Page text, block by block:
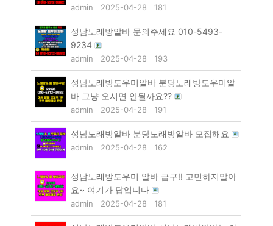
admin 2025-04-28 181
성남노래방알바 문의주세요 010-5493-
9234
admin 2025-04-28 193
성남노래방도우미알바 분당노래방도우미알
바 그냥 오시면 안될까요??
admin 2025-04-28 191
성남노래방알바 분당노래방알바 모집해요
admin 2025-04-28 162
성남노래방도우미 알바 급구!! 고민하지말아
요~ 여기가 답입니다
admin 2025-04-28 181